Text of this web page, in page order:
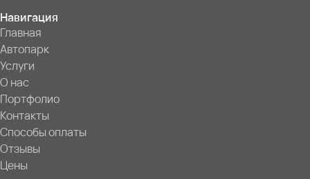
Навигация
Главная
Автопарк
Услуги
О нас
Портфолио
Контакты
Способы оплаты
Отзывы
Цены